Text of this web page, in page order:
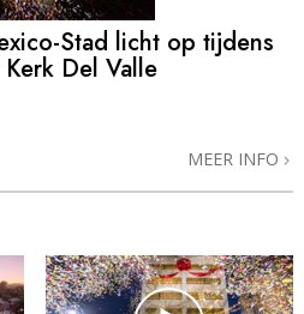
Stad licht op tijdens
Del Valle
MEER INFO